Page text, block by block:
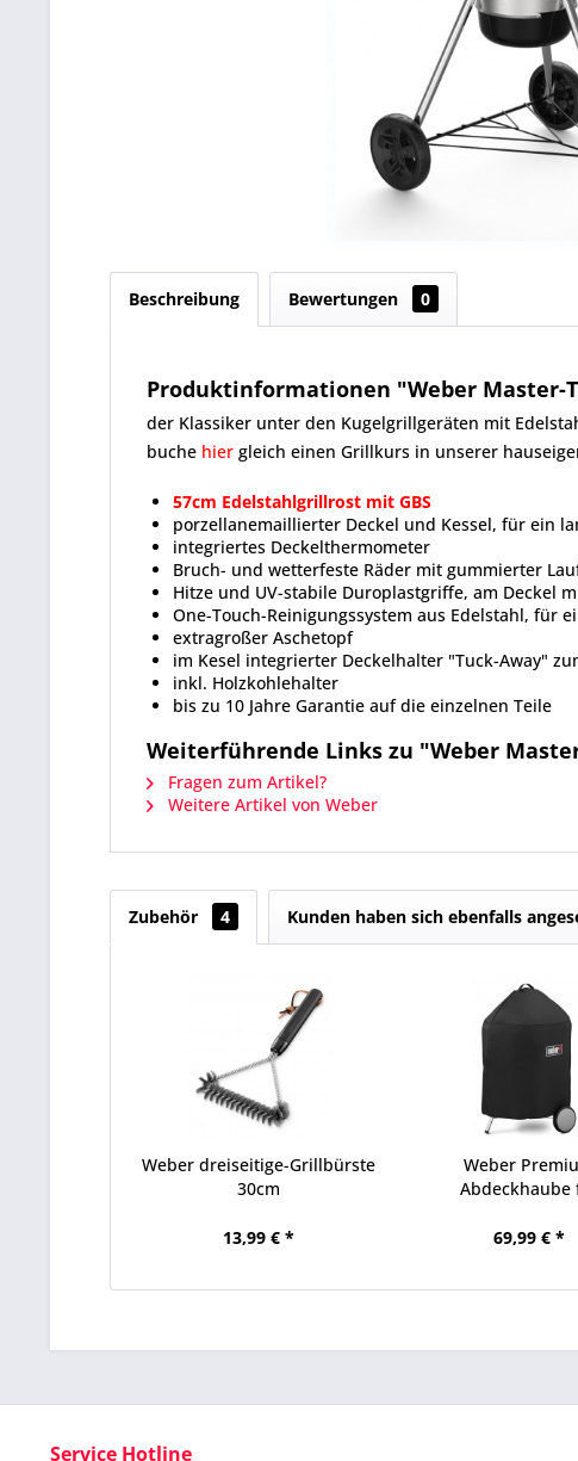
Beschreibung Bewertungen 0
Produktinformationen "Weber Master-
der Klassiker unter den Kugelgrillgeräten mit
buche hier gleich einen Grillkurs in unserer
57cm Edelstahlgrillrost mit GBS
porzellanemaillierter Deckel und Kessel, für ein
integriertes Deckelthermometer
Bruch- und wetterfeste Räder mit gummierter
Hitze und UV-stabile Duroplastgriffe, am Deckel
One-Touch-Reinigungssystem aus Edelstahl, für
extragroßer Aschetopf
im Kesel integrierter Deckelhalter "Tuck-Away"
inkl. Holzkohlehalter
bis zu 10 Jahre Garantie auf die einzelnen Teile
Weiterführende Links zu "Weber
Fragen zum Artikel?
Weitere Artikel von Weber
Zubehör 4 Kunden haben sich ebenfalls
Weber dreiseitige-Grillbürste
30cm
13,99 € *
Weber
Abdeckhaube
69,99 € *
Service Hotline